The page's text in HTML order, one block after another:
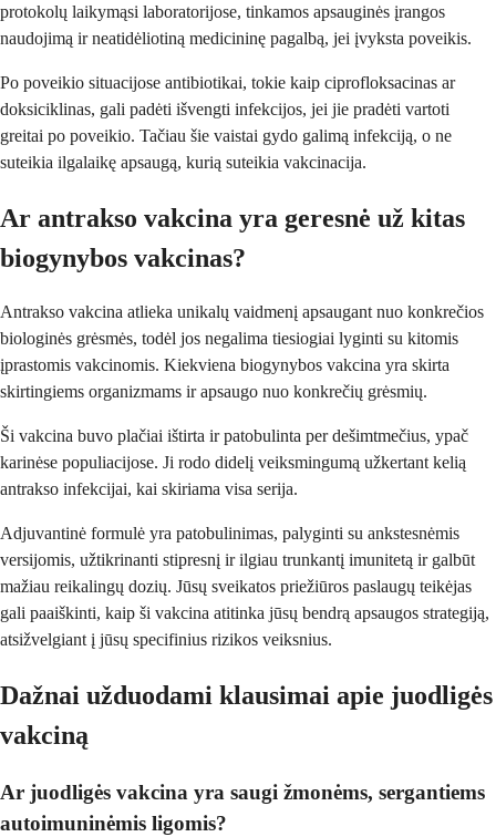
protokolų laikymąsi laboratorijose, tinkamos apsauginės įrangos
naudojimą ir neatidėliotiną medicininę pagalbą, jei įvyksta poveikis.
Po poveikio situacijose antibiotikai, tokie kaip ciprofloksacinas ar
doksiciklinas, gali padėti išvengti infekcijos, jei jie pradėti vartoti
greitai po poveikio. Tačiau šie vaistai gydo galimą infekciją, o ne
suteikia ilgalaikę apsaugą, kurią suteikia vakcinacija.
Ar antrakso vakcina yra geresnė už kitas
biogynybos vakcinas?
Antrakso vakcina atlieka unikalų vaidmenį apsaugant nuo konkrečios
biologinės grėsmės, todėl jos negalima tiesiogiai lyginti su kitomis
įprastomis vakcinomis. Kiekviena biogynybos vakcina yra skirta
skirtingiems organizmams ir apsaugo nuo konkrečių grėsmių.
Ši vakcina buvo plačiai ištirta ir patobulinta per dešimtmečius, ypač
karinėse populiacijose. Ji rodo didelį veiksmingumą užkertant kelią
antrakso infekcijai, kai skiriama visa serija.
Adjuvantinė formulė yra patobulinimas, palyginti su ankstesnėmis
versijomis, užtikrinanti stipresnį ir ilgiau trunkantį imunitetą ir galbūt
mažiau reikalingų dozių. Jūsų sveikatos priežiūros paslaugų teikėjas
gali paaiškinti, kaip ši vakcina atitinka jūsų bendrą apsaugos strategiją,
atsižvelgiant į jūsų specifinius rizikos veiksnius.
Dažnai užduodami klausimai apie juodligės
vakciną
Ar juodligės vakcina yra saugi žmonėms, sergantiems
autoimuninėmis ligomis?